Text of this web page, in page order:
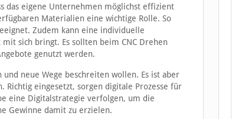
das eigene Unternehmen möglichst effizient
Materialien eine wichtige Rolle. So
Zudem kann eine individuelle
sich bringt. Es sollten beim CNC Drehen
genutzt werden.
neue Wege beschreiten wollen. Es ist aber
eingesetzt, sorgen digitale Prozesse für
eine Digitalstrategie verfolgen, um die
Gewinne damit zu erzielen.